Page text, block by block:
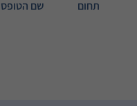
תחום שם הטופס